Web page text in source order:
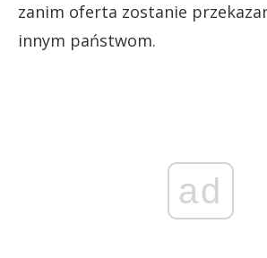
zanim oferta zostanie
innym państwom.
ad